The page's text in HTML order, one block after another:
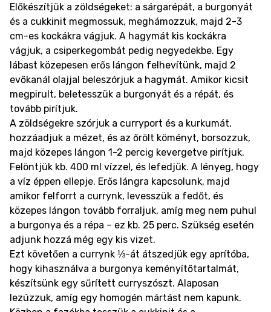
Előkészítjük a zöldségeket: a sárgarépát, a burgonyát
és a cukkinit megmossuk, meghámozzuk, majd 2-3
cm-es kockákra vágjuk. A hagymát kis kockákra
vágjuk, a csiperkegombát pedig negyedekbe. Egy
lábast közepesen erős lángon felhevítünk, majd 2
evőkanál olajjal beleszórjuk a hagymát. Amikor kicsit
megpirult, beletesszük a burgonyát és a répát, és
tovább pirítjuk.
A zöldségekre szórjuk a curryport és a kurkumát,
hozzáadjuk a mézet, és az őrölt köményt, borsozzuk,
majd közepes lángon 1-2 percig kevergetve pirítjuk.
Felöntjük kb. 400 ml vízzel, és lefedjük. A lényeg, hogy
a víz éppen ellepje. Erős lángra kapcsolunk, majd
amikor felforrt a currynk, levesszük a fedőt, és
közepes lángon tovább forraljuk, amíg meg nem puhul
a burgonya és a répa – ez kb. 25 perc. Szükség esetén
adjunk hozzá még egy kis vizet.
Ezt követően a currynk ⅓-át átszedjük egy aprítóba,
hogy kihasználva a burgonya keményítőtartalmát,
készítsünk egy sűrített curryszószt. Alaposan
lezúzzuk, amíg egy homogén mártást nem kapunk.